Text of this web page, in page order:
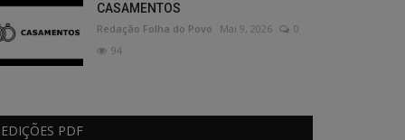
CASAMENTOS
Redação Folha do Povo Mai 9, 2026
0
94
EDIÇÕES PDF